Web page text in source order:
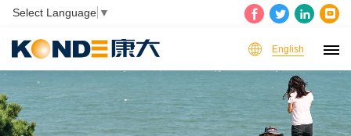
Select Language ▼
English